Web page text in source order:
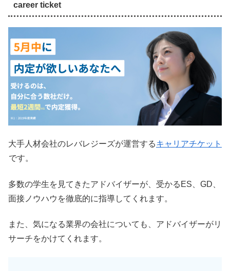
career ticket
大手人材会社のレバレジーズが運営するキャリアチケット
です。
多数の学生を見てきたアドバイザーが、受かるES、GD、
面接ノウハウを徹底的に指導してくれます。
また、気になる業界の会社についても、アドバイザーがリ
サーチをかけてくれます。